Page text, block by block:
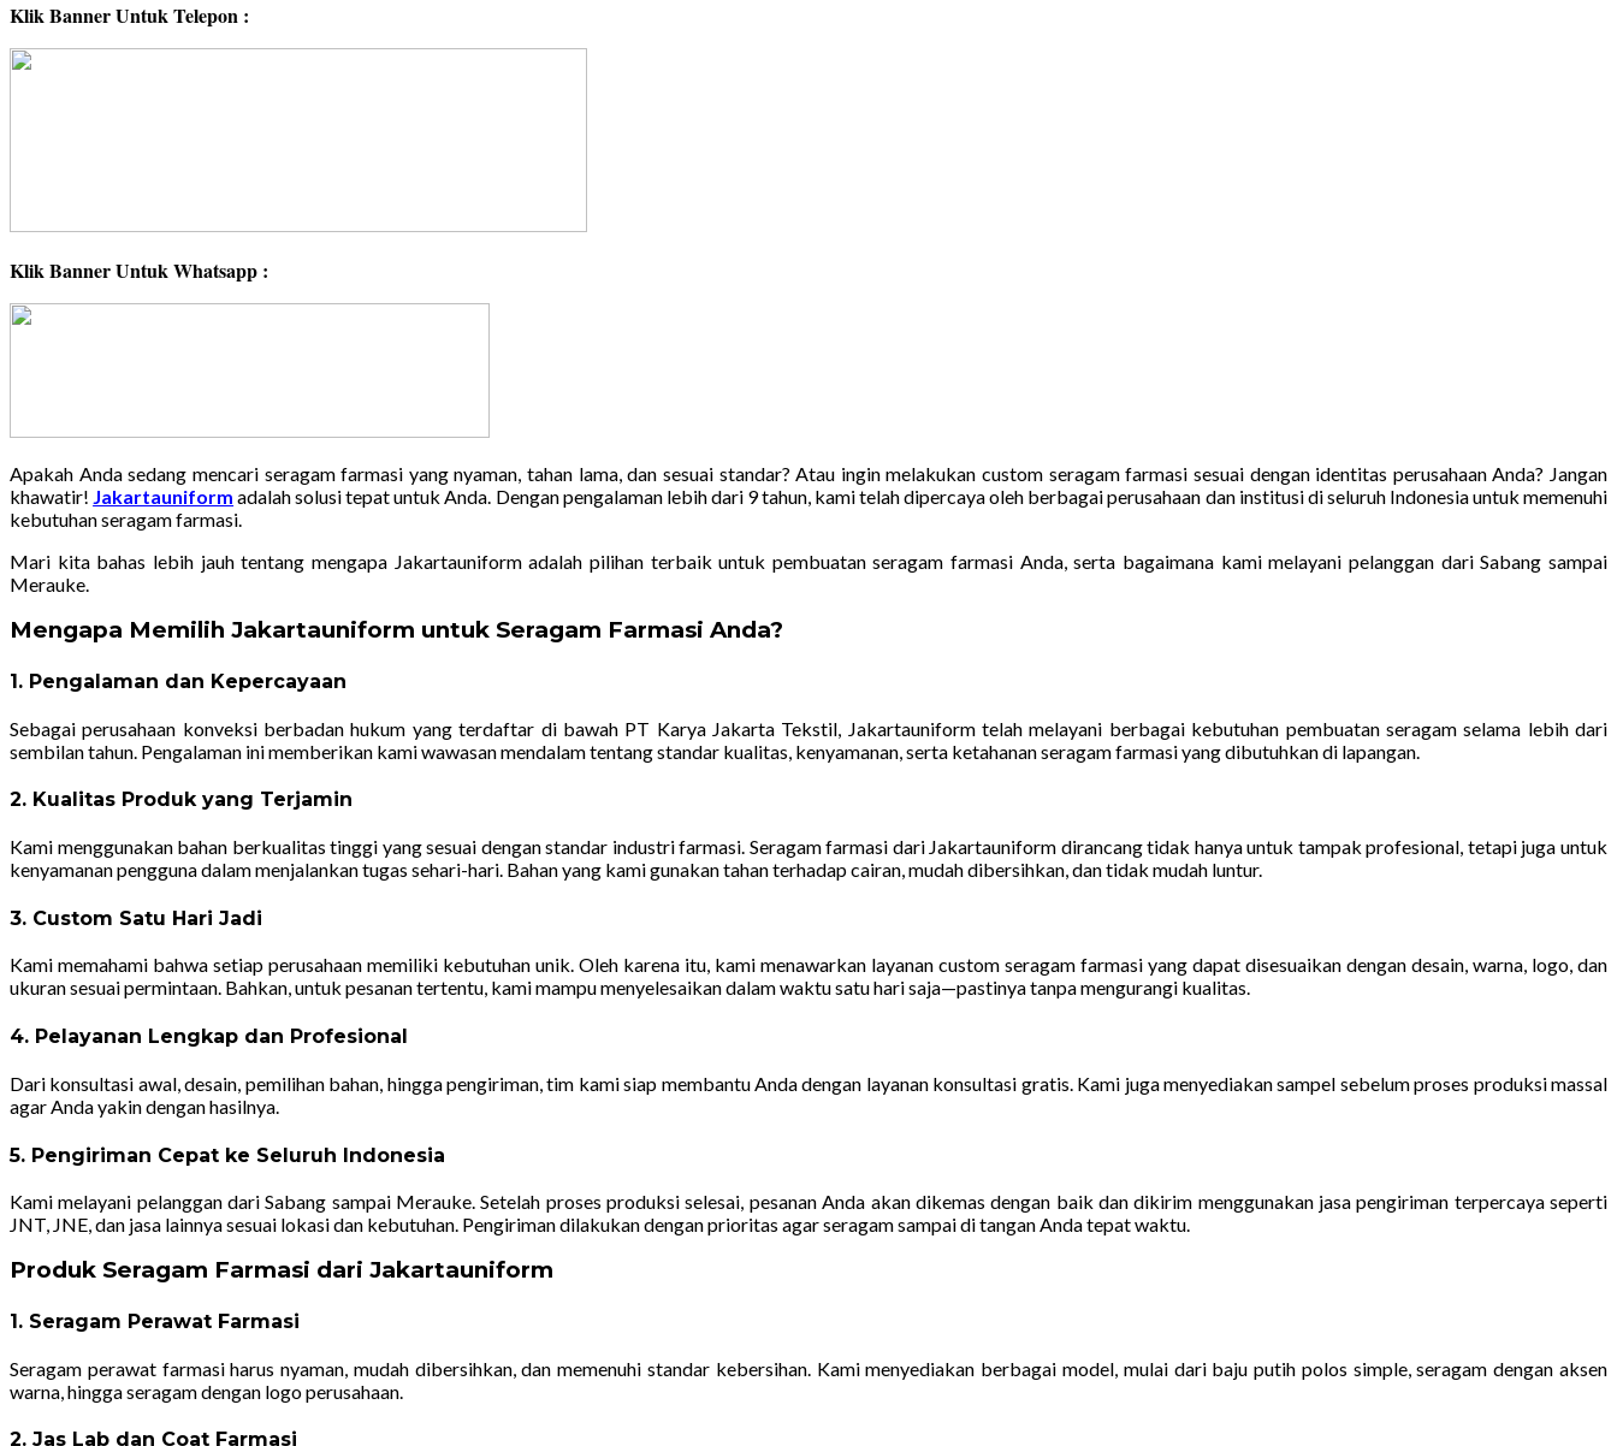
Klik Banner Untuk Telepon :
Klik Banner Untuk Whatsapp :
Apakah Anda sedang mencari seragam farmasi yang nyaman, tahan lama, dan sesuai standar? Atau ingin melakukan custom seragam farmasi sesuai dengan identitas perusahaan Anda? Jangan
khawatir! Jakartauniform adalah solusi tepat untuk Anda. Dengan pengalaman lebih dari 9 tahun, kami telah dipercaya oleh berbagai perusahaan dan institusi di seluruh Indonesia untuk memenuhi
kebutuhan seragam farmasi.
Mari kita bahas lebih jauh tentang mengapa Jakartauniform adalah pilihan terbaik untuk pembuatan seragam farmasi Anda, serta bagaimana kami melayani pelanggan dari Sabang sampai
Merauke.
Mengapa Memilih Jakartauniform untuk Seragam Farmasi Anda?
1. Pengalaman dan Kepercayaan
Sebagai perusahaan konveksi berbadan hukum yang terdaftar di bawah PT Karya Jakarta Tekstil, Jakartauniform telah melayani berbagai kebutuhan pembuatan seragam selama lebih dari
sembilan tahun. Pengalaman ini memberikan kami wawasan mendalam tentang standar kualitas, kenyamanan, serta ketahanan seragam farmasi yang dibutuhkan di lapangan.
2. Kualitas Produk yang Terjamin
Kami menggunakan bahan berkualitas tinggi yang sesuai dengan standar industri farmasi. Seragam farmasi dari Jakartauniform dirancang tidak hanya untuk tampak profesional, tetapi juga untuk
kenyamanan pengguna dalam menjalankan tugas sehari-hari. Bahan yang kami gunakan tahan terhadap cairan, mudah dibersihkan, dan tidak mudah luntur.
3. Custom Satu Hari Jadi
Kami memahami bahwa setiap perusahaan memiliki kebutuhan unik. Oleh karena itu, kami menawarkan layanan custom seragam farmasi yang dapat disesuaikan dengan desain, warna, logo, dan
ukuran sesuai permintaan. Bahkan, untuk pesanan tertentu, kami mampu menyelesaikan dalam waktu satu hari saja—pastinya tanpa mengurangi kualitas.
4. Pelayanan Lengkap dan Profesional
Dari konsultasi awal, desain, pemilihan bahan, hingga pengiriman, tim kami siap membantu Anda dengan layanan konsultasi gratis. Kami juga menyediakan sampel sebelum proses produksi massal
agar Anda yakin dengan hasilnya.
5. Pengiriman Cepat ke Seluruh Indonesia
Kami melayani pelanggan dari Sabang sampai Merauke. Setelah proses produksi selesai, pesanan Anda akan dikemas dengan baik dan dikirim menggunakan jasa pengiriman terpercaya seperti
JNT, JNE, dan jasa lainnya sesuai lokasi dan kebutuhan. Pengiriman dilakukan dengan prioritas agar seragam sampai di tangan Anda tepat waktu.
Produk Seragam Farmasi dari Jakartauniform
1. Seragam Perawat Farmasi
Seragam perawat farmasi harus nyaman, mudah dibersihkan, dan memenuhi standar kebersihan. Kami menyediakan berbagai model, mulai dari baju putih polos simple, seragam dengan aksen
warna, hingga seragam dengan logo perusahaan.
2. Jas Lab dan Coat Farmasi